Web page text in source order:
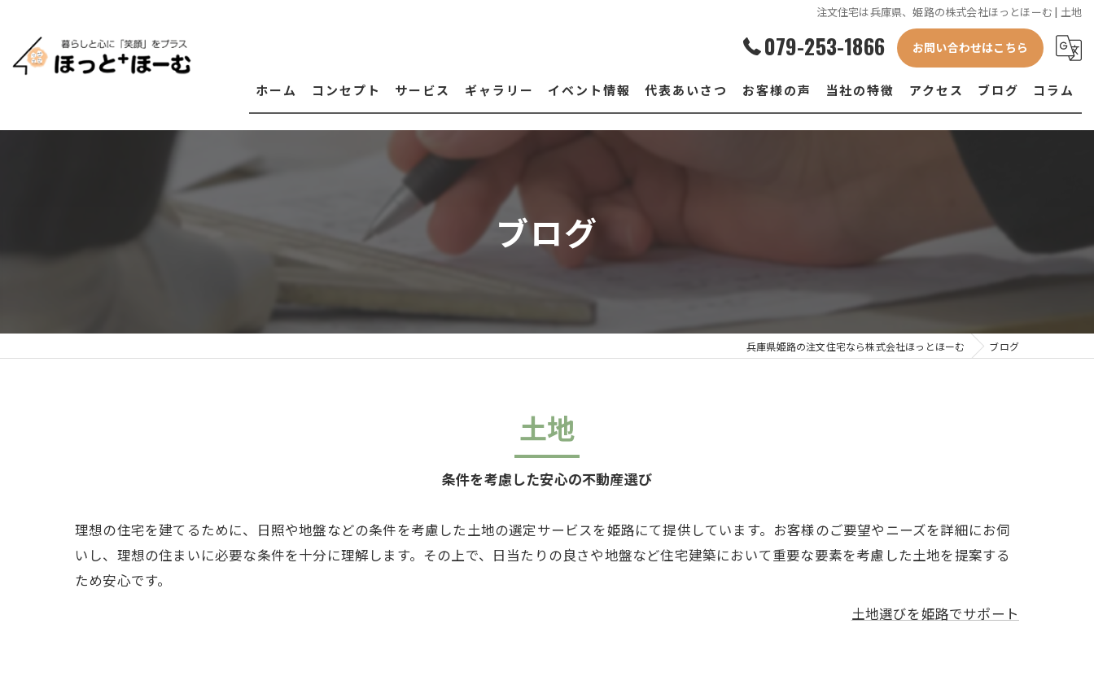
注文住宅は兵庫県、姫路の株式会社ほっとほーむ | 土地
079-253-1866 お問い合わせはこちら
ホーム コンセプト サービス ギャラリー イベント情報 代表あいさつ お客様の声 当社の特徴 アクセス ブログ コラム
ブログ
兵庫県姫路の注文住宅なら株式会社ほっとほーむ ブログ
土地
条件を考慮した安心の不動産選び
理想の住宅を建てるために、日照や地盤などの条件を考慮した土地の選定サービスを姫路にて提供しています。お客様のご要望やニーズを詳細にお伺
いし、理想の住まいに必要な条件を十分に理解します。その上で、日当たりの良さや地盤など住宅建築において重要な要素を考慮した土地を提案する
ため安心です。
土地選びを姫路でサポート